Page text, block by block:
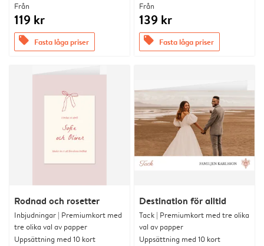
Från
119 kr
offers Fasta låga priser
Från
139 kr
offers Fasta låga priser
Rodnad och rosetter
Inbjudningar | Premiumkort med
tre olika val av papper
Uppsättning med 10 kort
Destination för alltid
Tack | Premiumkort med tre olika
val av papper
Uppsättning med 10 kort